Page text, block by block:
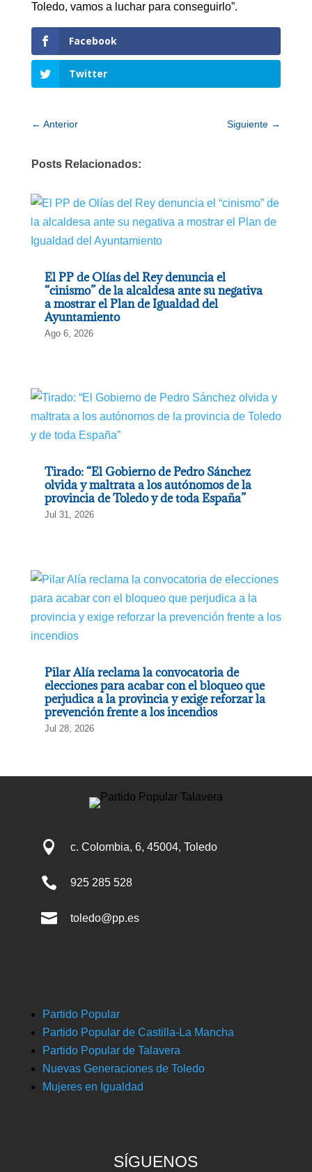
Toledo, vamos a luchar para conseguirlo”.
Facebook
Twitter
← Anterior Siguiente →
Posts Relacionados:
El PP de Olías del Rey denuncia el
“cinismo” de la alcaldesa ante su negativa
a mostrar el Plan de Igualdad del
Ayuntamiento
Ago 6, 2026
Tirado: “El Gobierno de Pedro Sánchez
olvida y maltrata a los autónomos de la
provincia de Toledo y de toda España”
Jul 31, 2026
Pilar Alía reclama la convocatoria de
elecciones para acabar con el bloqueo que
perjudica a la provincia y exige reforzar la
prevención frente a los incendios
Jul 28, 2026
 c. Colombia, 6, 45004, Toledo
 925 285 528
 toledo@pp.es
Partido Popular
Partido Popular de Castilla-La Mancha
Partido Popular de Talavera
Nuevas Generaciones de Toledo
Mujeres en Igualdad
SÍGUENOS